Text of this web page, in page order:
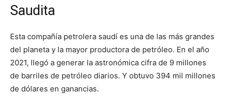
Saudita
Esta compañía petrolera saudí es una de las más grandes
del planeta y la mayor productora de petróleo. En el año
2021, llegó a generar la astronómica cifra de 9 millones
de barriles de petróleo diarios. Y obtuvo 394 mil millones
de dólares en ganancias.